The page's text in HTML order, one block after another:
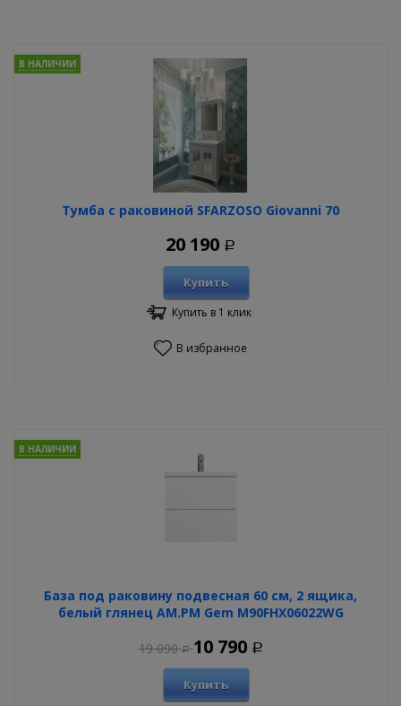
Тумба с раковиной SFARZOSO Giovanni 70
В НАЛИЧИИ
20 190 Р
Купить
Купить в 1 клик
В избранное
База под раковину подвесная 60 см, 2 ящика,
белый глянец AM.PM Gem M90FHX06022WG
В НАЛИЧИИ
19 090 Р 10 790 Р
Купить